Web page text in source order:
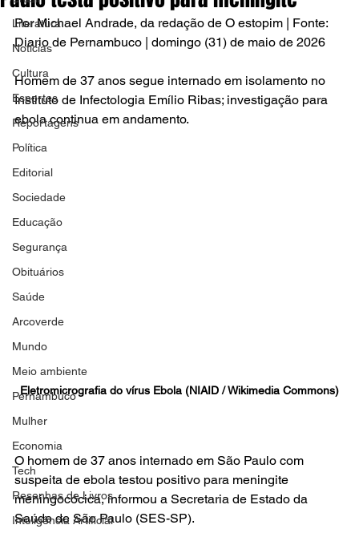
Literatura
Notícias
Cultura
Esportes
Reportagens
Política
Editorial
Sociedade
Educação
Segurança
Obituários
Saúde
Arcoverde
Mundo
Meio ambiente
Pernambuco
Mulher
Economia
Tech
Resenhas de Livros
Inteligência Artificial
Por Michael Andrade, da redação de O estopim | Fonte:
Diario de Pernambuco | domingo (31) de maio de 2026
Homem de 37 anos segue internado em isolamento no
Instituto de Infectologia Emílio Ribas; investigação para
ebola continua em andamento.
Eletromicrografia do vírus Ebola (NIAID / Wikimedia Commons)
O homem de 37 anos internado em São Paulo com
suspeita de ebola testou positivo para meningite
meningocócica, informou a Secretaria de Estado da
Saúde de São Paulo (SES-SP).